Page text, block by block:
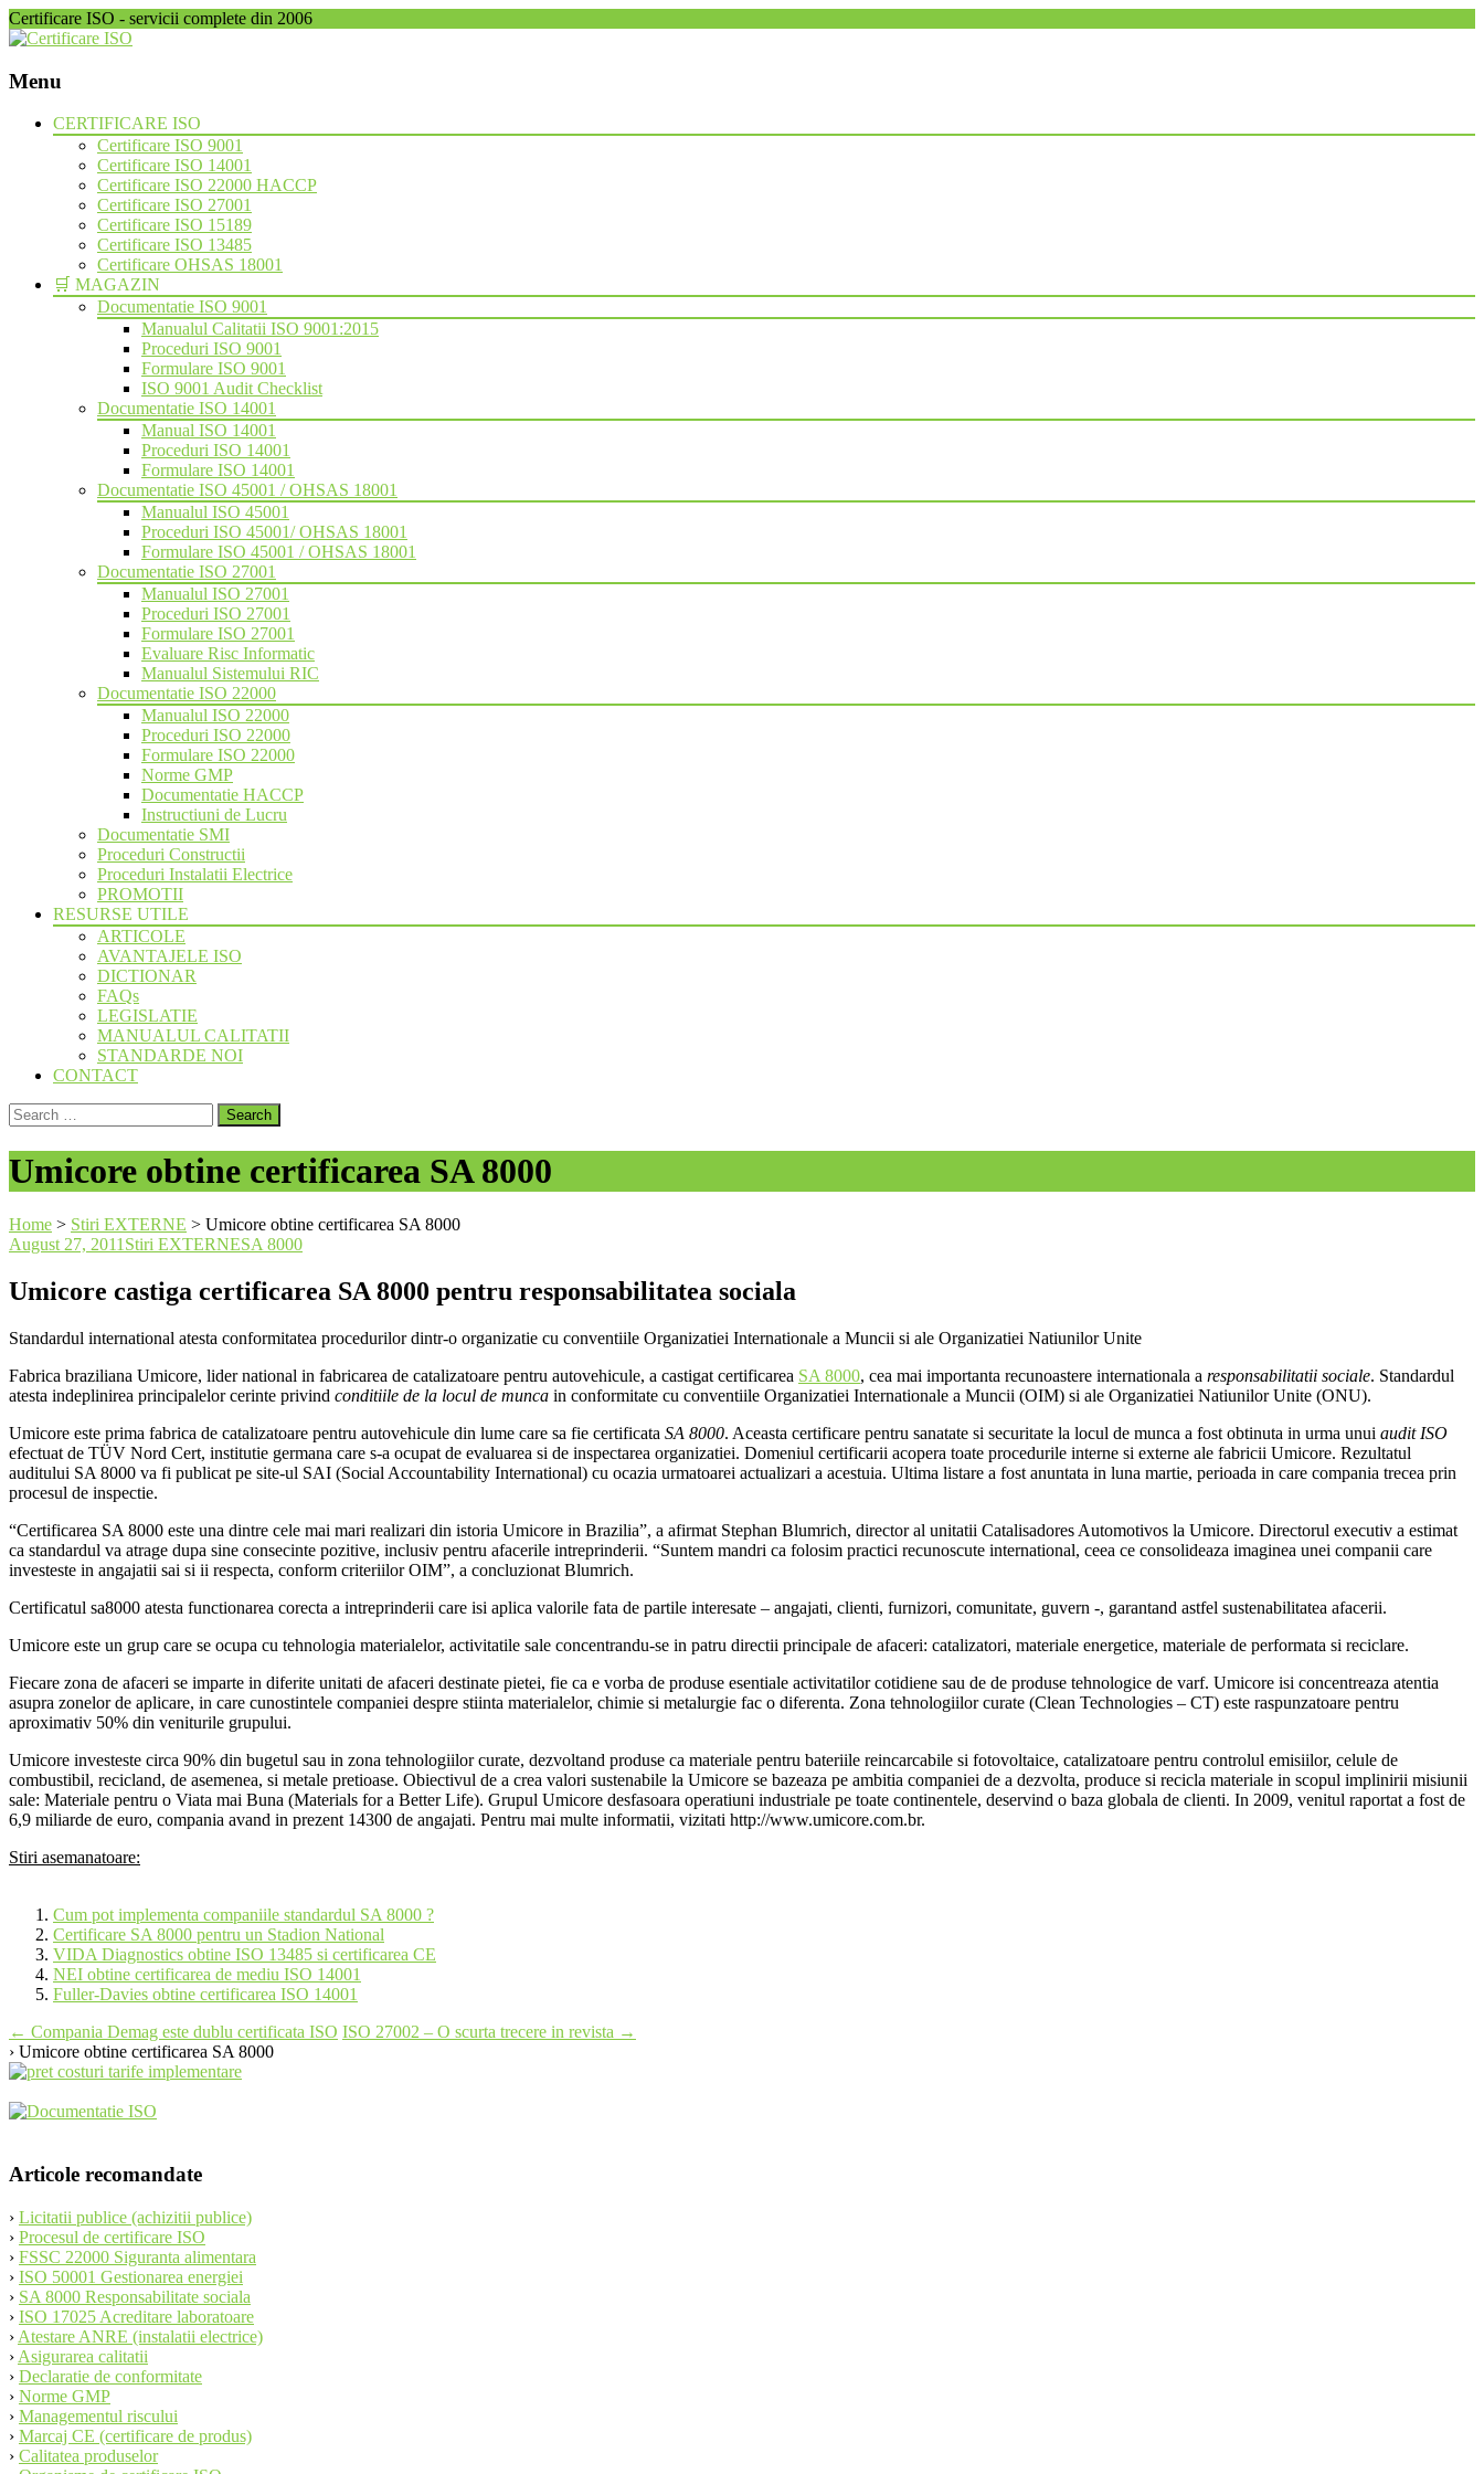
Certificare ISO - servicii complete din 2006
Menu
Skip
CERTIFICARE ISO
Certificare ISO 9001
Certificare ISO 14001
Certificare ISO 22000 HACCP
Certificare ISO 27001
Certificare ISO 15189
Certificare ISO 13485
Certificare OHSAS 18001
🛒 MAGAZIN
Documentatie ISO 9001
Manualul Calitatii ISO 9001:2015
Proceduri ISO 9001
Formulare ISO 9001
ISO 9001 Audit Checklist
Documentatie ISO 14001
Manual ISO 14001
Proceduri ISO 14001
Formulare ISO 14001
Documentatie ISO 45001 / OHSAS 18001
Manualul ISO 45001
Proceduri ISO 45001/ OHSAS 18001
Formulare ISO 45001 / OHSAS 18001
Documentatie ISO 27001
Manualul ISO 27001
Proceduri ISO 27001
Formulare ISO 27001
Evaluare Risc Informatic
Manualul Sistemului RIC
Documentatie ISO 22000
Manualul ISO 22000
Proceduri ISO 22000
Formulare ISO 22000
Norme GMP
Documentatie HACCP
Instructiuni de Lucru
Documentatie SMI
Proceduri Constructii
Proceduri Instalatii Electrice
PROMOTII
RESURSE UTILE
ARTICOLE
AVANTAJELE ISO
DICTIONAR
FAQs
LEGISLATIE
MANUALUL CALITATII
STANDARDE NOI
CONTACT
Search
for:
Umicore obtine certificarea SA 8000
Home > Stiri EXTERNE > Umicore obtine certificarea SA 8000
August 27, 2011 Stiri EXTERNESA 8000
Umicore castiga certificarea SA 8000 pentru responsabilitatea sociala
Standardul international atesta conformitatea procedurilor dintr-o organizatie cu conventiile Organizatiei Internationale a Muncii si ale Organizatiei Natiunilor Unite
Fabrica braziliana Umicore, lider national in fabricarea de catalizatoare pentru autovehicule, a castigat certificarea SA 8000, cea mai importanta recunoastere internationala a responsabilitatii sociale. Standardul
atesta indeplinirea principalelor cerinte privind conditiile de la locul de munca in conformitate cu conventiile Organizatiei Internationale a Muncii (OIM) si ale Organizatiei Natiunilor Unite (ONU).
Umicore este prima fabrica de catalizatoare pentru autovehicule din lume care sa fie certificata SA 8000. Aceasta certificare pentru sanatate si securitate la locul de munca a fost obtinuta in urma unui audit ISO
efectuat de TÜV Nord Cert, institutie germana care s-a ocupat de evaluarea si de inspectarea organizatiei. Domeniul certificarii acopera toate procedurile interne si externe ale fabricii Umicore. Rezultatul
auditului SA 8000 va fi publicat pe site-ul SAI (Social Accountability International) cu ocazia urmatoarei actualizari a acestuia. Ultima listare a fost anuntata in luna martie, perioada in care compania trecea prin
procesul de inspectie.
“Certificarea SA 8000 este una dintre cele mai mari realizari din istoria Umicore in Brazilia”, a afirmat Stephan Blumrich, director al unitatii Catalisadores Automotivos la Umicore. Directorul executiv a estimat
ca standardul va atrage dupa sine consecinte pozitive, inclusiv pentru afacerile intreprinderii. “Suntem mandri ca folosim practici recunoscute international, ceea ce consolideaza imaginea unei companii care
investeste in angajatii sai si ii respecta, conform criteriilor OIM”, a concluzionat Blumrich.
Certificatul sa8000 atesta functionarea corecta a intreprinderii care isi aplica valorile fata de partile interesate – angajati, clienti, furnizori, comunitate, guvern -, garantand astfel sustenabilitatea afacerii.
Umicore este un grup care se ocupa cu tehnologia materialelor, activitatile sale concentrandu-se in patru directii principale de afaceri: catalizatori, materiale energetice, materiale de performata si reciclare.
Fiecare zona de afaceri se imparte in diferite unitati de afaceri destinate pietei, fie ca e vorba de produse esentiale activitatilor cotidiene sau de de produse tehnologice de varf. Umicore isi concentreaza atentia
asupra zonelor de aplicare, in care cunostintele companiei despre stiinta materialelor, chimie si metalurgie fac o diferenta. Zona tehnologiilor curate (Clean Technologies – CT) este raspunzatoare pentru
aproximativ 50% din veniturile grupului.
Umicore investeste circa 90% din bugetul sau in zona tehnologiilor curate, dezvoltand produse ca materiale pentru bateriile reincarcabile si fotovoltaice, catalizatoare pentru controlul emisiilor, celule de
combustibil, recicland, de asemenea, si metale pretioase. Obiectivul de a crea valori sustenabile la Umicore se bazeaza pe ambitia companiei de a dezvolta, produce si recicla materiale in scopul implinirii misiunii
sale: Materiale pentru o Viata mai Buna (Materials for a Better Life). Grupul Umicore desfasoara operatiuni industriale pe toate continentele, deservind o baza globala de clienti. In 2009, venitul raportat a fost de
6,9 miliarde de euro, compania avand in prezent 14300 de angajati. Pentru mai multe informatii, vizitati http://www.umicore.com.br.
Stiri asemanatoare:
Cum pot implementa companiile standardul SA 8000 ?
Certificare SA 8000 pentru un Stadion National
VIDA Diagnostics obtine ISO 13485 si certificarea CE
NEI obtine certificarea de mediu ISO 14001
Fuller-Davies obtine certificarea ISO 14001
Post
navigation
← Compania Demag este dublu certificata ISO ISO 27002 – O scurta trecere in revista →
› Umicore obtine certificarea SA 8000
Articole recomandate
› Licitatii publice (achizitii publice)
› Procesul de certificare ISO
› FSSC 22000 Siguranta alimentara
› ISO 50001 Gestionarea energiei
› SA 8000 Responsabilitate sociala
› ISO 17025 Acreditare laboratoare
› Atestare ANRE (instalatii electrice)
› Asigurarea calitatii
› Declaratie de conformitate
› Norme GMP
› Managementul riscului
› Marcaj CE (certificare de produs)
› Calitatea produselor